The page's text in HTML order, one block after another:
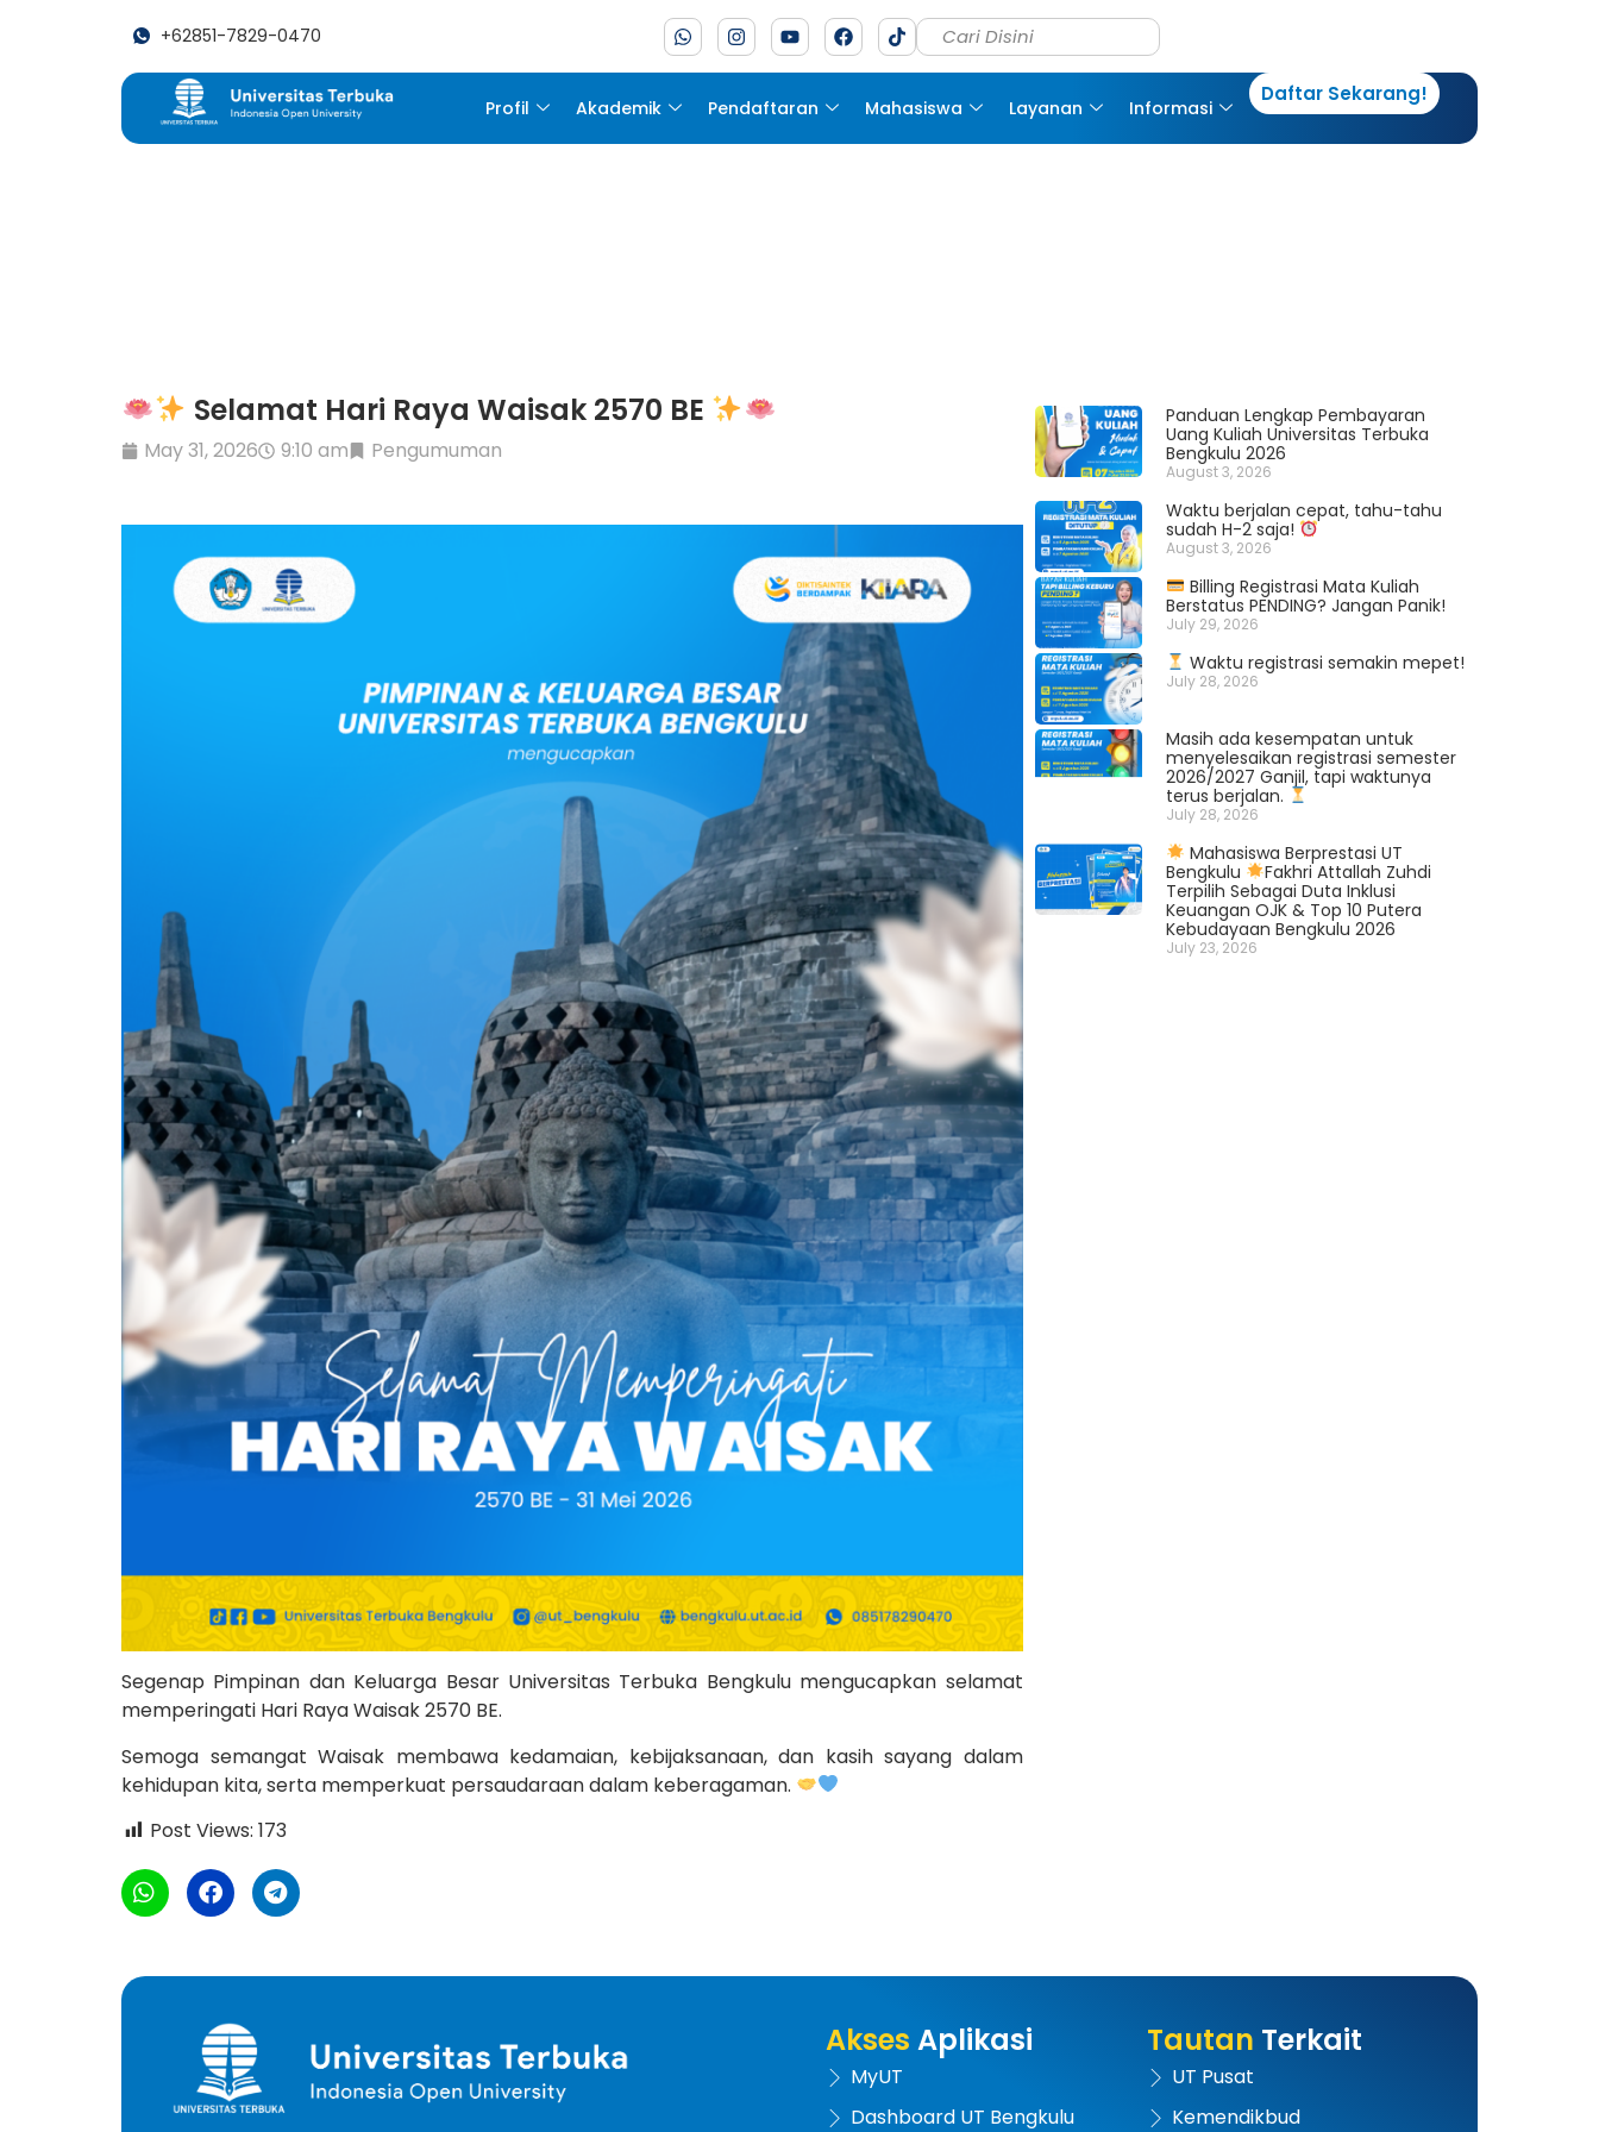
+62851-7829-0470
Profil Akademik Pendaftaran Mahasiswa Layanan Informasi
Daftar Sekarang!
Selamat Hari Raya Waisak 2570 BE
May 31, 2026 9:10 am Pengumuman
Segenap Pimpinan dan Keluarga Besar Universitas Terbuka Bengkulu mengucapkan selamat
memperingati Hari Raya Waisak 2570 BE.
Semoga semangat Waisak membawa kedamaian, kebijaksanaan, dan kasih sayang dalam
kehidupan kita, serta memperkuat persaudaraan dalam keberagaman.
Post Views: 173
Panduan Lengkap Pembayaran
Uang Kuliah Universitas Terbuka
Bengkulu 2026
August 3, 2026
Waktu berjalan cepat, tahu-tahu
sudah H-2 saja!
August 3, 2026
Billing Registrasi Mata Kuliah
Berstatus PENDING? Jangan Panik!
July 29, 2026
Waktu registrasi semakin mepet!
July 28, 2026
Masih ada kesempatan untuk
menyelesaikan registrasi semester
2026/2027 Ganjil, tapi waktunya
terus berjalan.
July 28, 2026
Mahasiswa Berprestasi UT
Bengkulu
Fakhri Attallah Zuhdi
Terpilih Sebagai Duta Inklusi
Keuangan OJK & Top 10 Putera
Kebudayaan Bengkulu 2026
July 23, 2026
Akses Aplikasi
MyUT
Dashboard UT Bengkulu
Tautan Terkait
UT Pusat
Kemendikbud